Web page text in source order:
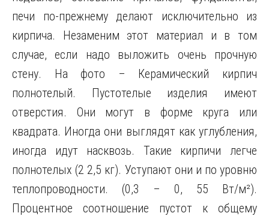
печи по-прежнему делают исключительно из
кирпича. Незаменим этот материал и в том
случае, если надо выложить очень прочную
стену. На фото – Керамический кирпич
полнотелый. Пустотелые изделия имеют
отверстия. Они могут в форме круга или
квадрата. Иногда они выглядят как углубления,
иногда идут насквозь. Такие кирпичи легче
полнотелых (2 2,5 кг). Уступают они и по уровню
теплопроводности. (0,3 – 0, 55 Вт/м²).
Процентное соотношение пустот к общему